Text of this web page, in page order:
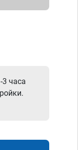
3 часа